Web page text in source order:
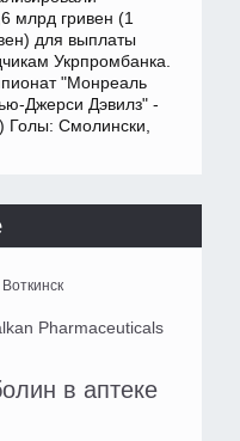
млрд гривен (1
для выплаты
Укрпромбанка.
"Монреаль
Джерси Дэвилз" -
Голы: Смолински,
Pharmaceuticals
в аптеке